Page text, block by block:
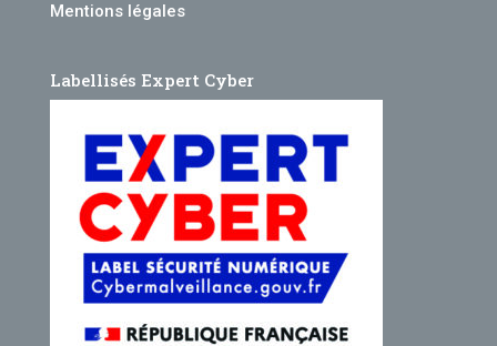
Mentions légales
Labellisés Expert Cyber